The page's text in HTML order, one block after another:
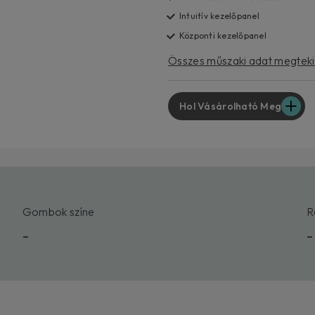
Intuitív kezelőpanel
Központi kezelőpanel
Összes műszaki adat
Hol Vásárolható Meg
Gombok színe
- -